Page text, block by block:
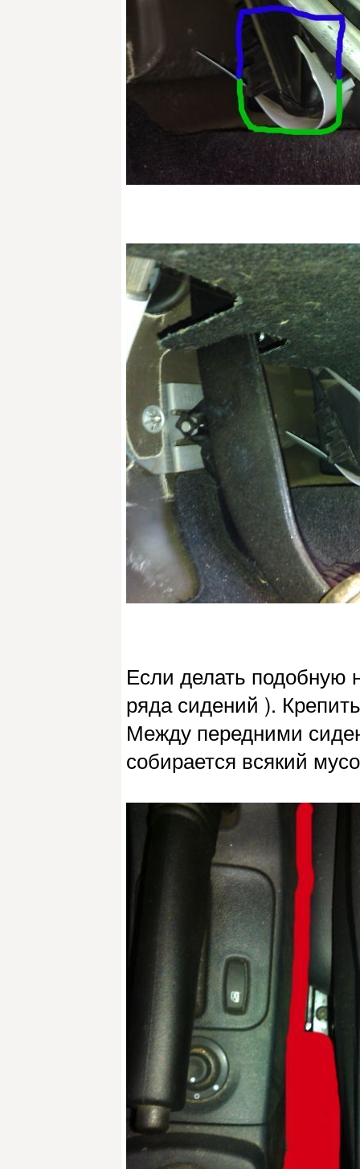
Если делать подобную
ряда сидений ).
Между передними
собирается всякий